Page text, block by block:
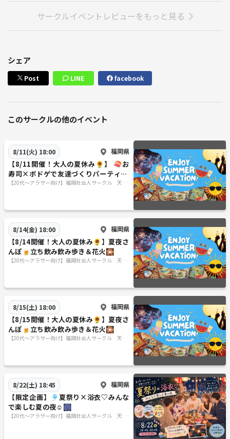
サークルイベントレビューをもっと見る
シェア
Post LINE facebook
このサークルの他のイベント
8/11(火) 18:00 福岡県
【8/11開催！大人の夏休み🌻】 🍣お
寿司×ボドゲで友達づくりパーティ😆
😆✨
【20代〜アラサー向け】福岡社会人サークル 天神
8/14(金) 18:00 福岡県
【8/14開催！大人の夏休み🌻】夏夜さ
んぽ🍺立ち飲み飲み歩き＆花火🎇
【20代〜アラサー向け】福岡社会人サークル 天神
8/15(土) 18:00 福岡県
【8/15開催！大人の夏休み🌻】夏夜さ
んぽ🍺立ち飲み飲み歩き＆花火🎇
【20代〜アラサー向け】福岡社会人サークル 天神
8/22(土) 18:45 福岡県
【限定企画】🎐夏祭り×浴衣♡みんな
で楽しむ夏の夜☺️🎆
【20代〜アラサー向け】福岡社会人サークル 天神